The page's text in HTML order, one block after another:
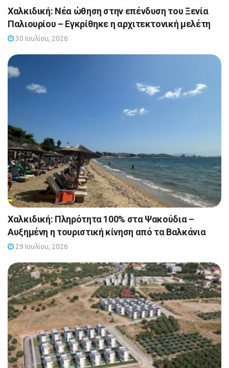
Χαλκιδική: Νέα ώθηση στην επένδυση του Ξενία
Παλιουρίου – Εγκρίθηκε η αρχιτεκτονική μελέτη
30 Ιουλίου, 2026
Χαλκιδική: Πληρότητα 100% στα Ψακούδια –
Αυξημένη η τουριστική κίνηση από τα Βαλκάνια
29 Ιουλίου, 2026